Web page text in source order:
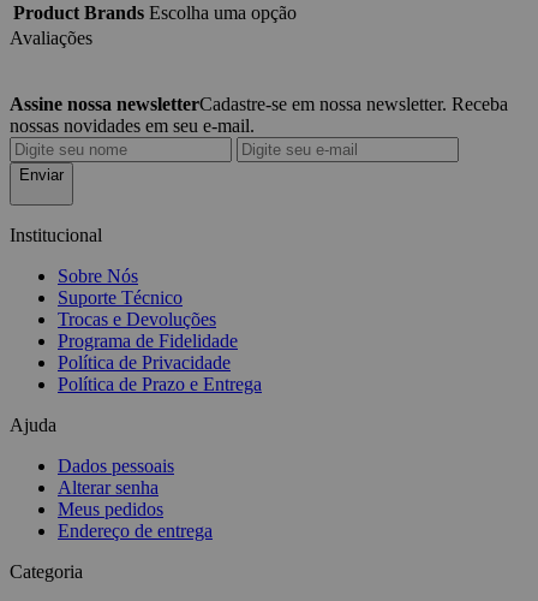
Product Brands Escolha uma opção
Avaliações
Assine nossa newsletterCadastre-se em nossa newsletter. Receba
nossas novidades em seu e-mail.
Enviar
Institucional
Sobre Nós
Suporte Técnico
Trocas e Devoluções
Programa de Fidelidade
Política de Privacidade
Política de Prazo e Entrega
Ajuda
Dados pessoais
Alterar senha
Meus pedidos
Endereço de entrega
Categoria